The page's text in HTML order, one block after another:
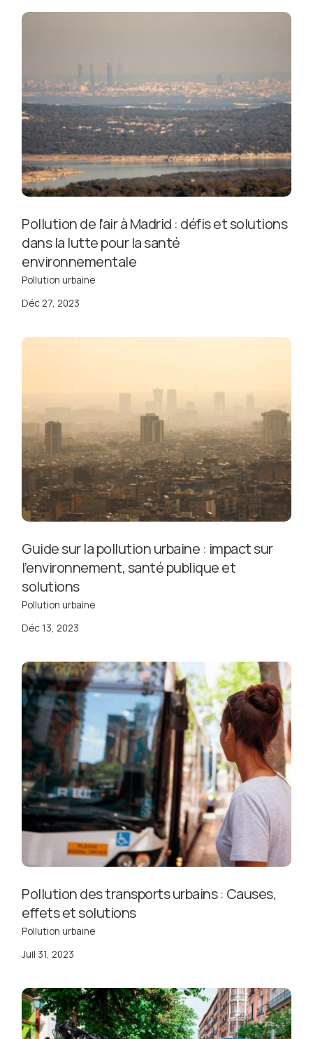
Pollution de l’air à Madrid : défis et solutions
dans la lutte pour la santé
environnementale
Pollution urbaine
Déc 27, 2023
Guide sur la pollution urbaine : impact sur
l’environnement, santé publique et
solutions
Pollution urbaine
Déc 13, 2023
Pollution des transports urbains : Causes,
effets et solutions
Pollution urbaine
Juil 31, 2023